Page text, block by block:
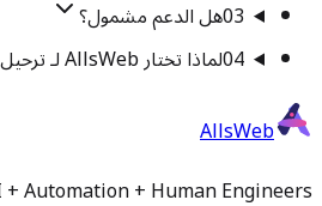
03هل الدعم مشمول؟
04لماذا تختار AllsWeb لـ ترحيل الخادم / الاستضافة؟
AllsWeb